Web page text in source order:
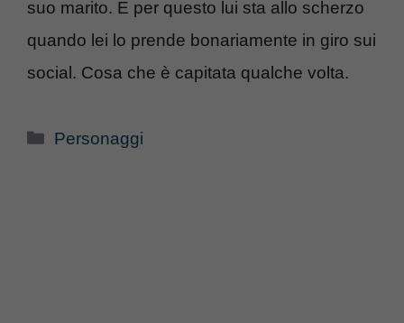
suo marito. E per questo lui sta allo scherzo
quando lei lo prende bonariamente in giro sui
social. Cosa che è capitata qualche volta.
Categorie
Personaggi